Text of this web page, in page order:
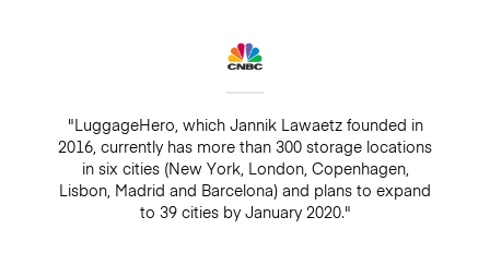
"LuggageHero, which Jannik Lawaetz founded in
2016, currently has more than 300 storage locations
in six cities (New York, London, Copenhagen,
Lisbon, Madrid and Barcelona) and plans to expand
to 39 cities by January 2020."